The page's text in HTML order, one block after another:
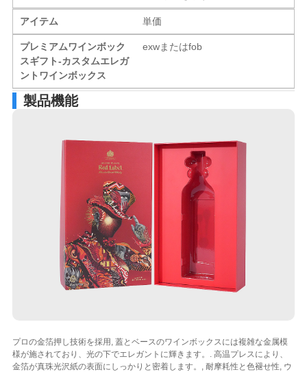
アイテム 単価
プレミアムワインボック
スギフト-カスタムエレガ
ントワインボックス
exwまたはfob
製品機能
プロの金箔押し技術を採用, 蓋とベースのワインボックスには複雑な金属模
様が施されており、光の下でエレガントに輝きます。. 高温プレスにより、
金箔が真珠光沢紙の表面にしっかりと密着します。, 耐摩耗性と色褪せ性, ウ